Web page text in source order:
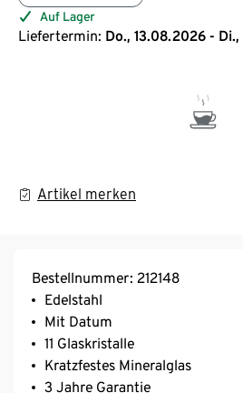
Auf Lager
Liefertermin: Do., 13.08.2026 -
Artikel merken
Bestellnummer: 212148
Edelstahl
Mit Datum
11 Glaskristalle
Kratzfestes Mineralglas
3 Jahre Garantie